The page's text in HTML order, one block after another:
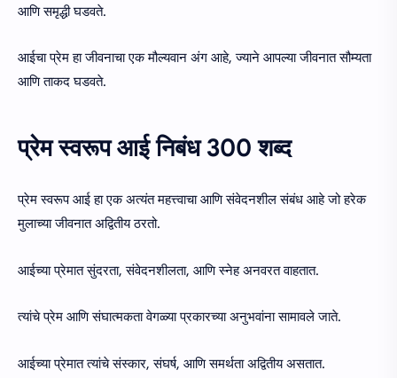
आणि समृद्धी घडवते.
आईचा प्रेम हा जीवनाचा एक मौल्यवान अंग आहे, ज्याने आपल्या जीवनात सौम्यता
आणि ताकद घडवते.
प्रेम स्वरूप आई निबंध 300 शब्द
प्रेम स्वरूप आई हा एक अत्यंत महत्त्वाचा आणि संवेदनशील संबंध आहे जो हरेक
मुलाच्या जीवनात अद्वितीय ठरतो.
आईच्या प्रेमात सुंदरता, संवेदनशीलता, आणि स्नेह अनवरत वाहतात.
त्यांचे प्रेम आणि संघात्मकता वेगळ्या प्रकारच्या अनुभवांना सामावले जाते.
आईच्या प्रेमात त्यांचे संस्कार, संघर्ष, आणि समर्थता अद्वितीय असतात.